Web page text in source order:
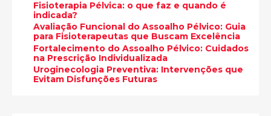
Fisioterapia Pélvica: o que faz e quando é
indicada?
Avaliação Funcional do Assoalho Pélvico: Guia
para Fisioterapeutas que Buscam Excelência
Fortalecimento do Assoalho Pélvico: Cuidados
na Prescrição Individualizada
Uroginecologia Preventiva: Intervenções que
Evitam Disfunções Futuras